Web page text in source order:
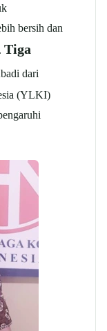
bersih dan
Tiga
dari
(YLKI)